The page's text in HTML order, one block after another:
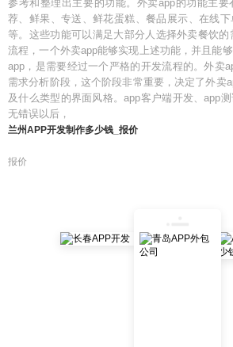
参考和整理出主要的功能。外卖app的功能主
荐、鲜果、专送、鲜花蛋糕、餐品展示、在线
等。这些功能可以满足大部分人选择外卖餐饮
流程，一个外卖app能够实现上述功能，并且能
app，是需要经过一个严格的开发流程的。外卖
需求分析阶段，这个阶段非常重要，决定了外卖
及什么类型的界面风格。app客户端开发、app
无错误以后，
兰州APP开发制作多少钱_报价
报价